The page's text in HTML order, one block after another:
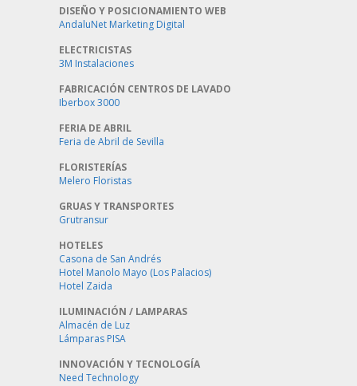
DISEÑO Y POSICIONAMIENTO WEB
AndaluNet Marketing Digital
ELECTRICISTAS
3M Instalaciones
FABRICACIÓN CENTROS DE LAVADO
Iberbox 3000
FERIA DE ABRIL
Feria de Abril de Sevilla
FLORISTERÍAS
Melero Floristas
GRUAS Y TRANSPORTES
Grutransur
HOTELES
Casona de San Andrés
Hotel Manolo Mayo (Los Palacios)
Hotel Zaida
ILUMINACIÓN / LAMPARAS
Almacén de Luz
Lámparas PISA
INNOVACIÓN Y TECNOLOGÍA
Need Technology